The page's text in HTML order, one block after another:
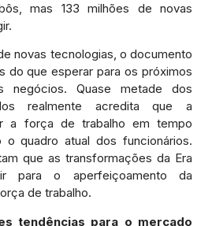
mas 133 milhões de novas
novas tecnologias, o documento
do que esperar para os próximos
negócios. Quase metade dos
realmente acredita que a
a força de trabalho em tempo
o quadro atual dos funcionários.
que as transformações da Era
para o aperfeiçoamento da
de trabalho.
tendências para o mercado